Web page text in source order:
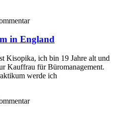
in England
Kisopika, ich bin 19 Jahre alt und
Kauffrau für Büromanagement.
werde ich